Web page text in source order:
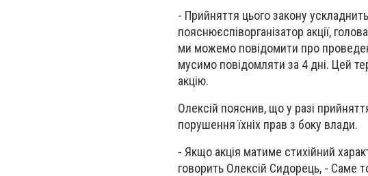
- Прийняття цього закону
пояснюєспіворганізатор акції,
ми можемо повідомити про
мусимо повідомляти за 4 дні. Цей
акцію.
Олексій пояснив, що у разі
порушення їхніх прав з боку влади.
- Якщо акція матиме стихійний
говорить Олексій Сидорець, - Саме